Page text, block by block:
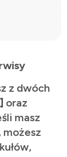
z dwóch
oraz
masz